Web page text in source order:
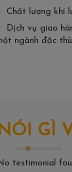
Chất lượng khí
Dịch vụ giao
ngành đặc
GÌ
testimonial